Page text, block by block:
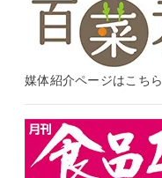
媒体紹介ページはこちら